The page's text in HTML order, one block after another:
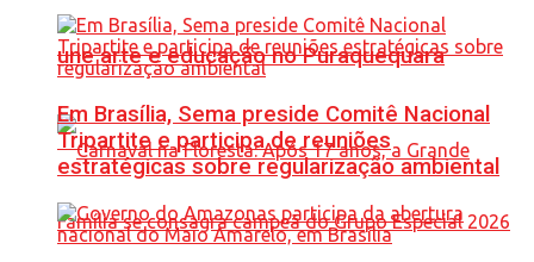
une arte e educação no Puraquequara
Em Brasília, Sema preside Comitê Nacional
Tripartite e participa de reuniões
estratégicas sobre regularização ambiental